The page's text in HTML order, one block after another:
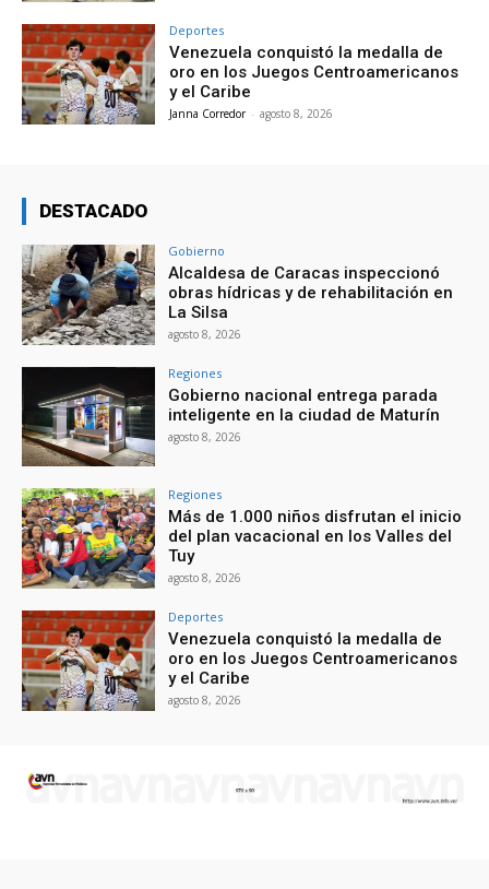
Deportes
Venezuela conquistó la medalla de
oro en los Juegos Centroamericanos
y el Caribe
Janna Corredor - agosto 8, 2026
DESTACADO
Gobierno
Alcaldesa de Caracas inspeccionó
obras hídricas y de rehabilitación en
La Silsa
agosto 8, 2026
Regiones
Gobierno nacional entrega parada
inteligente en la ciudad de Maturín
agosto 8, 2026
Regiones
Más de 1.000 niños disfrutan el inicio
del plan vacacional en los Valles del
Tuy
agosto 8, 2026
Deportes
Venezuela conquistó la medalla de
oro en los Juegos Centroamericanos
y el Caribe
agosto 8, 2026